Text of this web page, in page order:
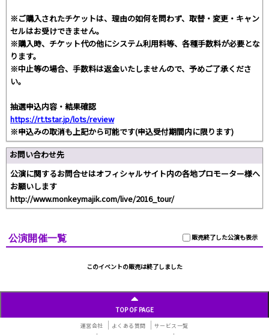
※ご購入されたチケットは、理由の如何を問わず、取替・変更・キャン
セルはお受けできません。
※購入時、チケット代の他にシステム利用料等、各種手数料が必要とな
ります。
※中止等の場合、手数料は返金いたしませんので、予めご了承くださ
い。
抽選申込内容・結果確認
https://rt.tstar.jp/lots/review
※申込みの取消も上記から可能です(申込受付期間内に限ります)
お問い合わせ先
公演に関するお問合せはオフィシャルサイト内の各地プロモーター様へ
お願いします
http://www.monkeymajik.com/live/2016_tour/
販売終了した公演も表示
公演開催一覧
このイベントの販売は終了しました
TOP OF PAGE
運営会社 よくある質問
サービス一覧